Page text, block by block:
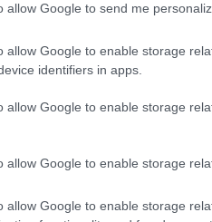
allow Google to send me
allow Google to enable storage
identifiers in apps.
allow Google to enable storage
allow Google to enable storage
allow Google to enable storage
DIY(303)
fenntarthatóság(71)
festés( 174)
fonal (73)
gyerekjáték( 73)
hobbyművész(81)